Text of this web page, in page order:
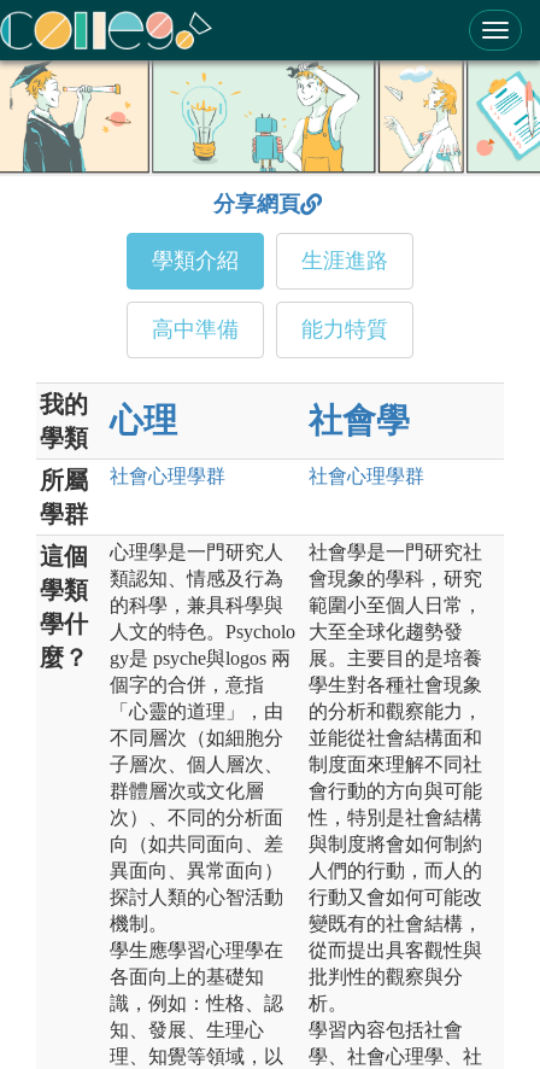
ColleGo! 大學選才與高中育才輔助系統
分享網頁
學類介紹 生涯進路
高中準備 能力特質
我的
學類
心理 社會學
所屬
學群
社會心理學群 社會心理學群
這個
學類
學什
麼？
心理學是一門研究人
類認知、情感及行為
的科學，兼具科學與
人文的特色。Psycholo
gy是 psyche與logos 兩
個字的合併，意指
「心靈的道理」，由
不同層次（如細胞分
子層次、個人層次、
群體層次或文化層
次）、不同的分析面
向（如共同面向、差
異面向、異常面向）
探討人類的心智活動
機制。
學生應學習心理學在
各面向上的基礎知
識，例如：性格、認
知、發展、生理心
理、知覺等領域，以
社會學是一門研究社
會現象的學科，研究
範圍小至個人日常，
大至全球化趨勢發
展。主要目的是培養
學生對各種社會現象
的分析和觀察能力，
並能從社會結構面和
制度面來理解不同社
會行動的方向與可能
性，特別是社會結構
與制度將會如何制約
人們的行動，而人的
行動又會如何可能改
變既有的社會結構，
從而提出具客觀性與
批判性的觀察與分
析。
學習內容包括社會
學、社會心理學、社